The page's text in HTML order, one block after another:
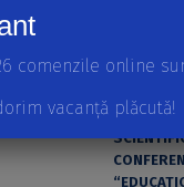
comenzile online
vacanță plăcută!